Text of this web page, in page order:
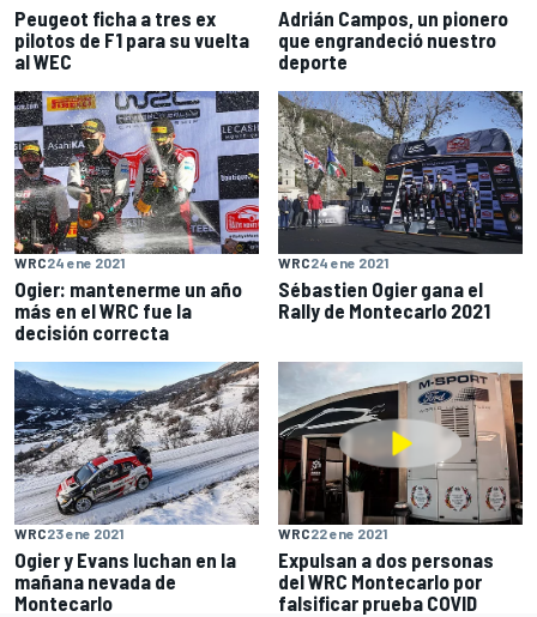
Peugeot ficha a tres ex
pilotos de F1 para su vuelta
al WEC
Adrián Campos, un pionero
que engrandeció nuestro
deporte
WRC24 ene 2021
Ogier: mantenerme un año
más en el WRC fue la
decisión correcta
WRC24 ene 2021
Sébastien Ogier gana el
Rally de Montecarlo 2021
WRC23 ene 2021
Ogier y Evans luchan en la
mañana nevada de
Montecarlo
WRC22 ene 2021
Expulsan a dos personas
del WRC Montecarlo por
falsificar prueba COVID